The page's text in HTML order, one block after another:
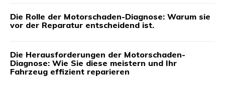
Die Rolle der Motorschaden-Diagnose: Warum sie
vor der Reparatur entscheidend ist.
Die Herausforderungen der Motorschaden-
Diagnose: Wie Sie diese meistern und Ihr
Fahrzeug effizient reparieren